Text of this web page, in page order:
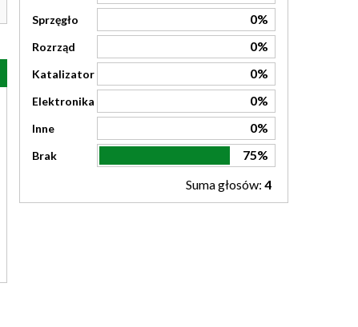
Sprzęgło 0%
Rozrząd 0%
Katalizator 0%
Elektronika 0%
Inne 0%
Brak
75%
Suma głosów: 4